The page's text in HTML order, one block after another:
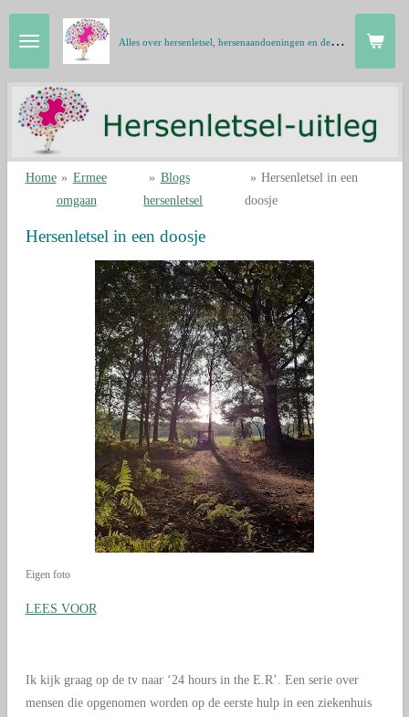
Ga
direct
naar
hoofdinhoud
A
lles over hersenletsel, hersenaandoeningen en de hersenen in gewone taal
Home » Ermee
omgaan
» Blogs
hersenletsel
» Hersenletsel in een
doosje
Hersenletsel in een doosje
Eigen foto
LEES VOOR
Ik kijk graag op de tv naar ‘24 hours in the E.R’. Een serie over
mensen die opgenomen worden op de eerste hulp in een ziekenhuis